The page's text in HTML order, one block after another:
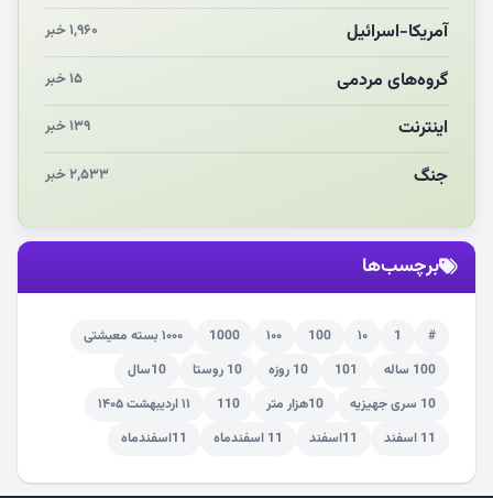
مرگ خاموش زیست‌محیطی در منطقه تربت‌جام
چو‌ن‌وچرا در «علی‌الاصول» یا انتظار برای تحقق شروط
آمریکا-اسرائیل ۱,۹۶۰ خبر
گروه‌های مردمی ۱۵ خبر
اینترنت ۱۳۹ خبر
جنگ ۲,۵۳۳ خبر
برچسب‌ها
#
1 ۱۰ 100 ۱۰۰ 1000
۱۰۰۰ بسته معیشتی
100 ساله
101 10 روزه 10 روستا
10سال
10 سری جهیزیه
10هزار متر 110
۱۱ اردیبهشت ۱۴۰۵
11 اسفند
11اسفند 11 اسفندماه 11اسفندماه